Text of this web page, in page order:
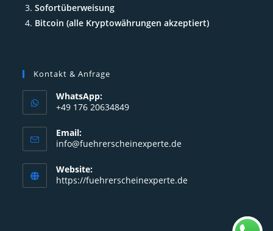
Sofortüberweisung
Bitcoin (alle Kryptowährungen akzeptiert)
Kontakt & Anfrage
WhatsApp:
+49 176 20634849
in
your
application
Email:
info@fuehrerscheinexperte.deOpens
application
Website:
https://fuehrerscheinexperte.de